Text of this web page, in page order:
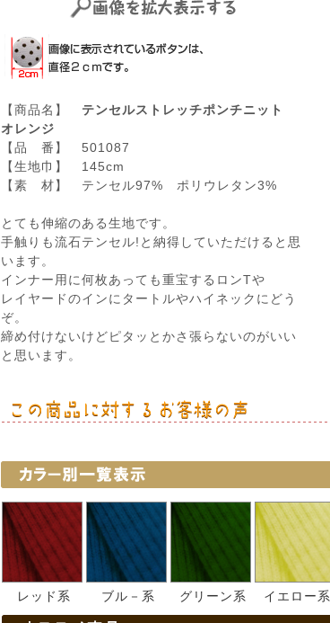
【商品名】 テンセルストレッチポンチニット
オレンジ
【品 番】 501087
【生地巾】 145cm
【素 材】 テンセル97% ポリウレタン3%
とても伸縮のある生地です。
手触りも流石テンセル!と納得していただけると思
います。
インナー用に何枚あっても重宝するロンTや
レイヤードのインにタートルやハイネックにどう
ぞ。
締め付けないけどピタッとかさ張らないのがいい
と思います。
レッド系 ブル－系 グリーン系 イエロー系